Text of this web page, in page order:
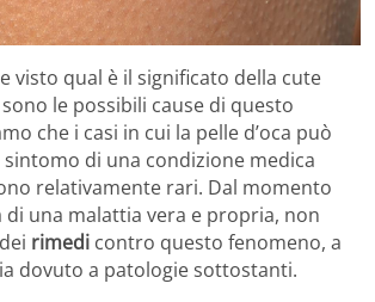
visto qual è il significato della cute
le possibili cause di questo
che i casi in cui la pelle d’oca può
di una condizione medica
relativamente rari. Dal momento
una malattia vera e propria, non
rimedi contro questo fenomeno, a
dovuto a patologie sottostanti.